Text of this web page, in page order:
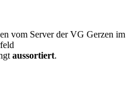
vom Server der VG Gerzen im
aussortiert.